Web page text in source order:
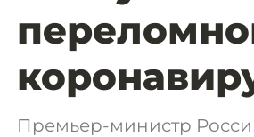
Премьер-министр